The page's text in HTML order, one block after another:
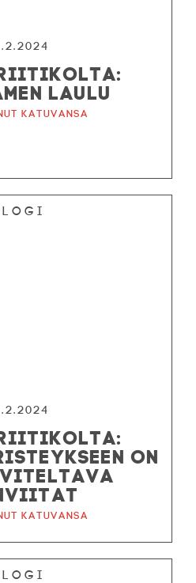
LAULU
katuvansa
ON
katuvansa